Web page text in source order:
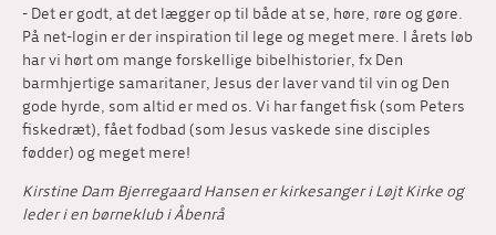
- Det er godt, at det lægger op til både at se, høre, røre og gøre.
På net-login er der inspiration til lege og meget mere. I årets løb
har vi hørt om mange forskellige bibelhistorier, fx Den
barmhjertige samaritaner, Jesus der laver vand til vin og Den
gode hyrde, som altid er med os. Vi har fanget fisk (som Peters
fiskedræt), fået fodbad (som Jesus vaskede sine disciples
fødder) og meget mere!
Kirstine Dam Bjerregaard Hansen er kirkesanger i Løjt Kirke og
leder i en børneklub i Åbenrå